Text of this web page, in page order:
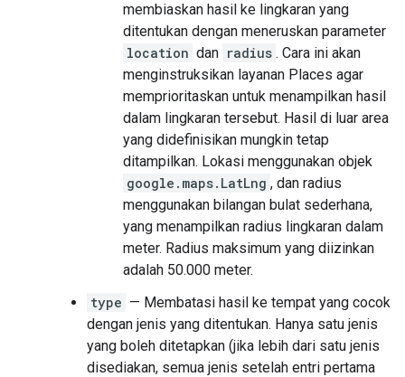
membiaskan hasil ke lingkaran yang
ditentukan dengan meneruskan parameter
location dan radius . Cara ini akan
menginstruksikan layanan Places agar
memprioritaskan untuk menampilkan hasil
dalam lingkaran tersebut. Hasil di luar area
yang didefinisikan mungkin tetap
ditampilkan. Lokasi menggunakan objek
google.maps.LatLng , dan radius
menggunakan bilangan bulat sederhana,
yang menampilkan radius lingkaran dalam
meter. Radius maksimum yang diizinkan
adalah 50.000 meter.
type — Membatasi hasil ke tempat yang cocok
dengan jenis yang ditentukan. Hanya satu jenis
yang boleh ditetapkan (jika lebih dari satu jenis
disediakan, semua jenis setelah entri pertama